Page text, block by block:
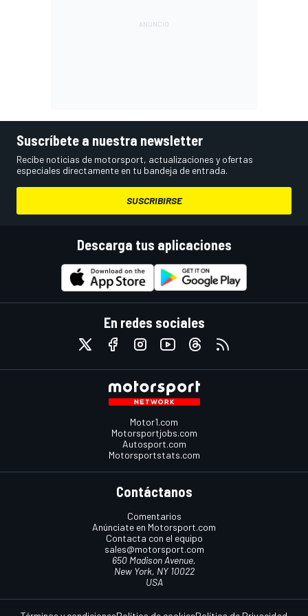
Suscríbete a nuestra newsletter
Recibe noticias de motorsport, actualizaciones y ofertas
especiales directamente en tu bandeja de entrada.
SUSCRIBIRSE
Descarga tus aplicaciones
En redes sociales
Motor1.com
Motorsportjobs.com
Autosport.com
Motorsportstats.com
Contáctanos
Comentarios
Anúnciate en Motorsport.com
Contacta con el equipo
sales@motorsport.com
650 Madison Avenue,
New York, NY 10022
USA